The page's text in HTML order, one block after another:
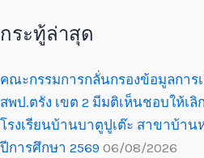
กระทู้ล่าสุด
คณะกรรมการกลั่นกรองข้อมูลกา
สพป.ตรัง เขต 2 มีมติเห็นชอบให้เ
โรงเรียนบ้านบาตูปูเต๊ะ สาขาบ้าน
ปีการศึกษา 2569 06/08/2026